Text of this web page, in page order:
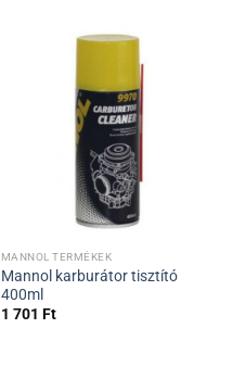
MANNOL TERMÉKEK
Mannol karburátor tisztító
400ml
1 701 Ft